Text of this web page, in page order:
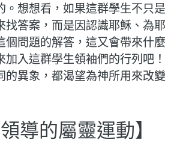
。想想看，如果這群學生不只是
找答案，而是因認識耶穌、為耶
個問題的解答，這又會帶來什麼
加入這群學生領袖們的行列吧！
的異象，都渴望為神所用來改變
領導的屬靈運動】